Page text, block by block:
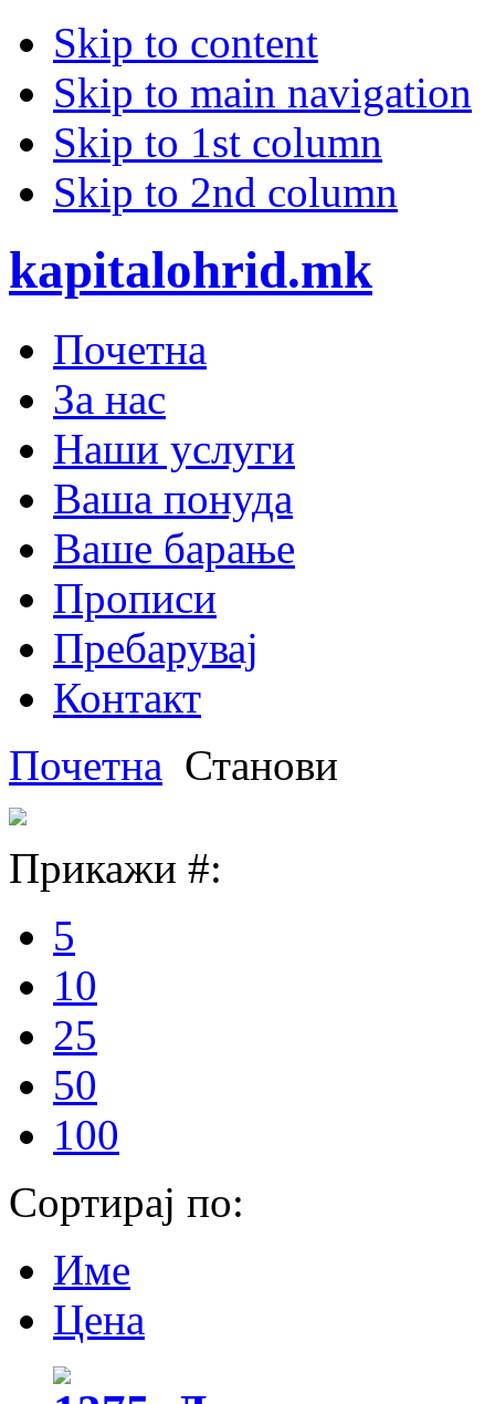
Skip to content
Skip to main navigation
Skip to 1st column
Skip to 2nd column
kapitalohrid.mk
Почетна
За нас
Наши услуги
Ваша понуда
Ваше барање
Прописи
Пребарувај
Контакт
Почетна Станови
Прикажи #:
5
10
25
50
100
Сортирај по:
Име
Цена